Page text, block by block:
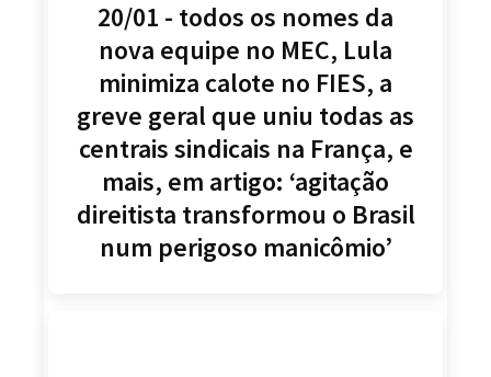
20/01 - todos os nomes da
nova equipe no MEC, Lula
minimiza calote no FIES, a
greve geral que uniu todas as
centrais sindicais na França, e
mais, em artigo: ‘agitação
direitista transformou o Brasil
num perigoso manicômio’